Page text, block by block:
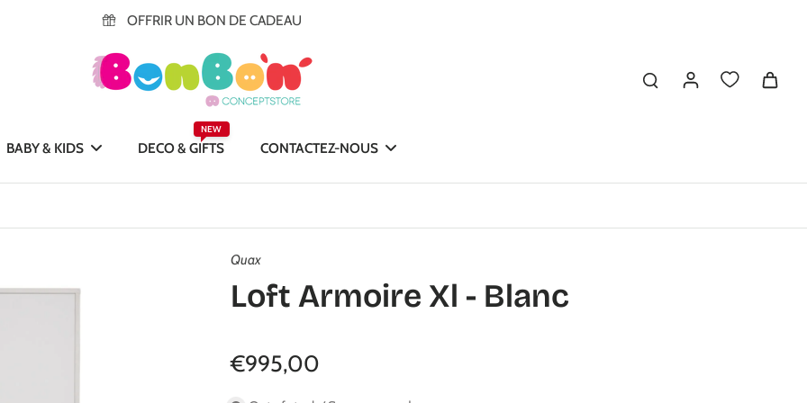
OFFRIR UN BON DE CADEAU
BABY & KIDS DECO & GIFTS
NEW
CONTACTEZ-NOUS
Quax
Loft Armoire Xl - Blanc
€995,00